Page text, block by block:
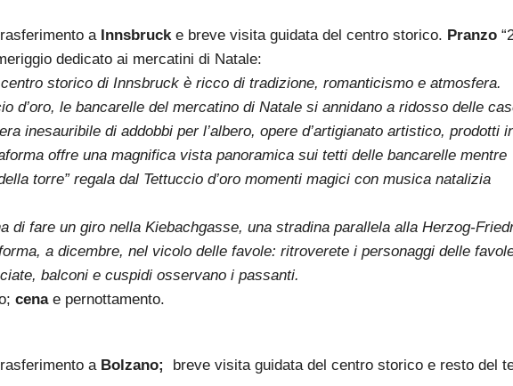
a Innsbrucke breve visita guidata del centro storico. Pranzo
dedicato ai mercatini di Natale:
storico di Innsbruck è ricco di tradizione, romanticismo e atmosfera.
d’oro, le bancarelle del mercatino di Natale si annidano a ridosso delle
inesauribile di addobbi per l’albero, opere d’artigianato artistico, prodotti
offre una magnifica vista panoramica sui tetti delle bancarelle mentre
torre” regala dal Tettuccio d’oro momenti magici con musica natalizia
di fare un giro nella Kiebachgasse, una stradina parallela alla Herzog-
a dicembre, nel vicolo delle favole: ritroverete i personaggi delle
balconi e cuspidi osservano i passanti.
cenae pernottamento.
a Bolzano;
breve visita guidata del centro storico e resto del